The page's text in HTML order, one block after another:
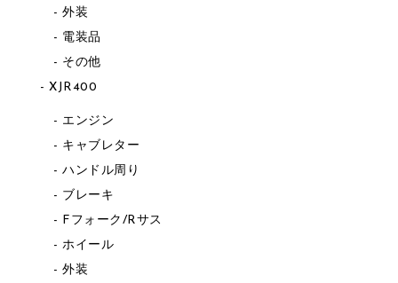
外装
電装品
その他
XJR400
エンジン
キャブレター
ハンドル周り
ブレーキ
Fフォーク/Rサス
ホイール
外装